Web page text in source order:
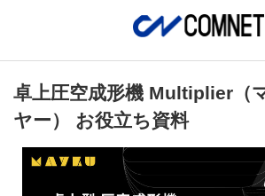
卓上圧空成形機 Multiplier（
ヤー） お役立ち資料